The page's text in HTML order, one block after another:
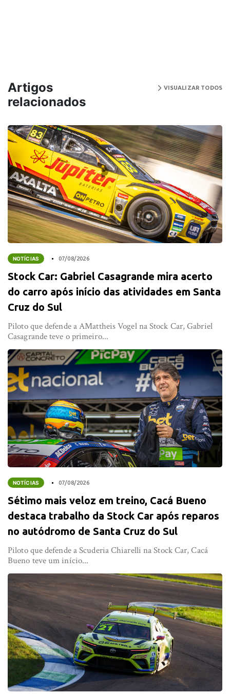
Artigos
relacionados
VISUALIZAR TODOS
NOTÍCIAS 07/08/2026
Stock Car: Gabriel Casagrande mira acerto
do carro após início das atividades em Santa
Cruz do Sul
Piloto que defende a AMattheis Vogel na Stock Car, Gabriel
Casagrande teve o primeiro...
NOTÍCIAS 07/08/2026
Sétimo mais veloz em treino, Cacá Bueno
destaca trabalho da Stock Car após reparos
no autódromo de Santa Cruz do Sul
Piloto que defende a Scuderia Chiarelli na Stock Car, Cacá
Bueno teve um início...